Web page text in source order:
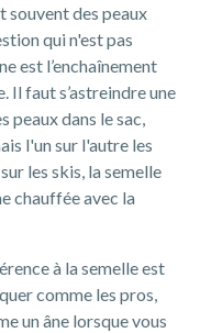
souvent des peaux
qui n'est pas
est l’enchaînement
Il faut s’astreindre une
peaux dans le sac,
l'un sur l'autre les
les skis, la semelle
chauffée avec la
à la semelle est
comme les pros,
un âne lorsque vous